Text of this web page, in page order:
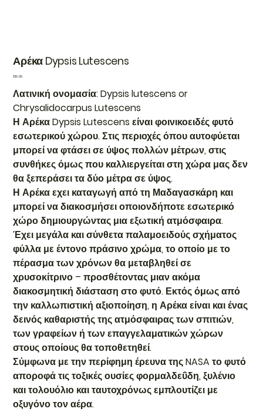
Αρέκα Dypsis Lutescens
Price
€19.00
Λατινική ονομασία: Dypsis lutescens or
Chrysalidocarpus Lutescens
Η Αρέκα Dypsis Lutescens είναι φοινικοειδές φυτό
εσωτερικού χώρου. Στις περιοχές όπου αυτοφύεται
μπορεί να φτάσει σε ύψος πολλών μέτρων, στις
συνθήκες όμως που καλλιεργείται στη χώρα μας δεν
θα ξεπεράσει τα δύο μέτρα σε ύψος.
Η Αρέκα εχει καταγωγή από τη Μαδαγασκάρη και
μπορεί να διακοσμήσει οποιονδήποτε εσωτερικό
χώρο δημιουργώντας μια εξωτική ατμόσφαιρα.
Έχει μεγάλα και σύνθετα παλαμοειδούς σχήματος
φύλλα με έντονο πράσινο χρώμα, το οποίο με το
πέρασμα των χρόνων θα μεταβληθεί σε
χρυσοκίτρινο – προσθέτοντας μιαν ακόμα
διακοσμητική διάσταση στο φυτό. Εκτός όμως από
την καλλωπιστική αξιοποίηση, η Αρέκα είναι και ένας
δεινός καθαριστής της ατμόσφαιρας των σπιτιών,
των γραφείων ή των επαγγελαματικών χώρων
στους οποίους θα τοποθετηθεί.
Σύμφωνα με την περίφημη έρευνα της NASA το φυτό
αποροφά τις τοξικές ουσίες φορμαλδεΰδη, ξυλένιο
και τολουόλιο και ταυτοχρόνως εμπλουτίζει με
οξυγόνο τον αέρα.